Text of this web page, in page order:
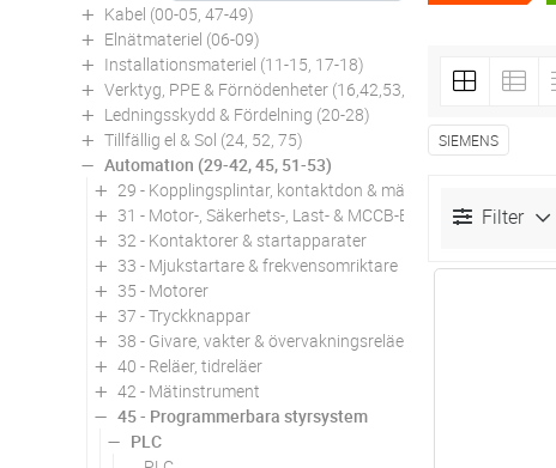
Kabel (00-05, 47-49)
Elnätmateriel (06-09)
Installationsmateriel (11-15, 17-18)
Verktyg, PPE & Förnödenheter (16,42,53,94)
Ledningsskydd & Fördelning (20-28)
Tillfällig el & Sol (24, 52, 75)
Automation (29-42, 45, 51-53)
29 - Kopplingsplintar, kontaktdon & märkning
31 - Motor-, Säkerhets-, Last- & MCCB-Brytare
32 - Kontaktorer & startapparater
33 - Mjukstartare & frekvensomriktare
35 - Motorer
37 - Tryckknappar
38 - Givare, vakter & övervakningsreläer
40 - Reläer, tidreläer
42 - Mätinstrument
45 - Programmerbara styrsystem
PLC
SIEMENS
Filter